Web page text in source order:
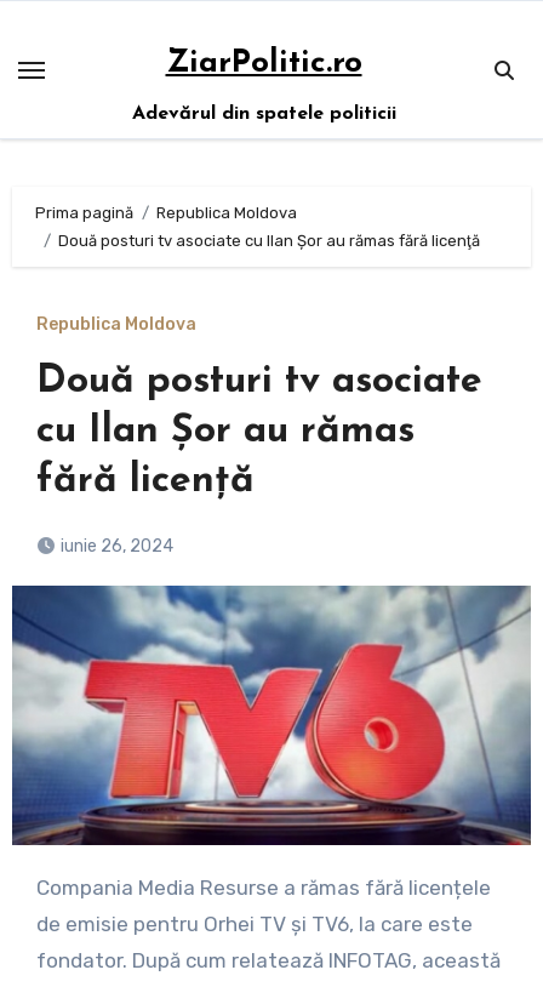
conținut
ZiarPolitic.ro
Adevărul din spatele politicii
Prima pagină
Republica Moldova
Două posturi tv asociate cu Ilan Şor au rămas fără licenţă
Republica Moldova
Două posturi tv asociate
cu Ilan Şor au rămas
fără licenţă
iunie 26, 2024
Compania Media Resurse a rămas fără licențele
de emisie pentru Orhei TV și TV6, la care este
fondator. După cum relatează INFOTAG, această